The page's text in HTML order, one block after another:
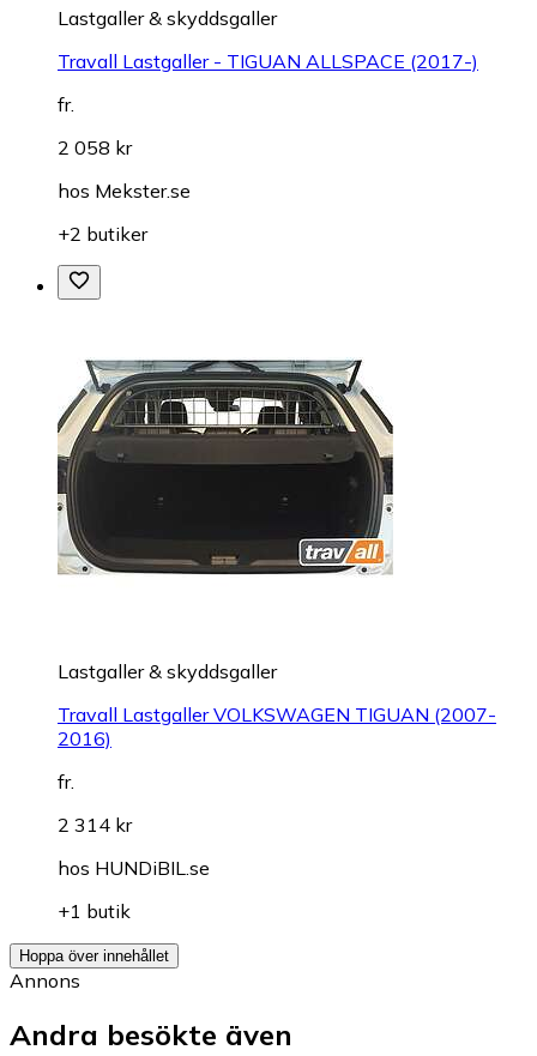
Lastgaller & skyddsgaller
Travall Lastgaller - TIGUAN ALLSPACE (2017-)
fr.
2 058 kr
hos Mekster.se
+2 butiker
Lastgaller & skyddsgaller
Travall Lastgaller VOLKSWAGEN TIGUAN (2007-
2016)
fr.
2 314 kr
hos HUNDiBIL.se
+1 butik
Hoppa över innehållet
Annons
Andra besökte även